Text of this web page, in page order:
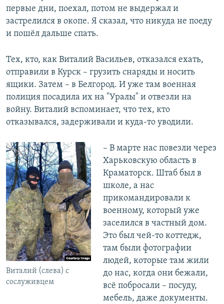
первые дни, поехал, потом не выдержал и
застрелился в окопе. Я сказал, что никуда не поеду
и пошёл дальше спать.
Тех, кто, как Виталий Васильев, отказался ехать,
отправили в Курск – грузить снаряды и носить
ящики. Затем – в Белгород. И уже там военная
полиция посадила их на "Уралы" и отвезли на
войну. Виталий вспоминает, что тех, кто
отказывался, задерживали и куда-то уводили.
Виталий (слева) с
сослуживцем
– В марте нас повезли через
Харьковскую область в
Краматорск. Штаб был в
школе, а нас
прикомандировали к
военному, который уже
заселился в частный дом.
Это был чей-то коттедж,
там были фотографии
людей, которые там жили
до нас, когда они бежали,
всё побросали – посуду,
мебель, даже документы.